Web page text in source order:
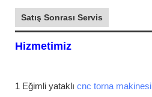
Satış Sonrası Servis
Hizmetimiz
1 Eğimli yataklı cnc torna makinesi